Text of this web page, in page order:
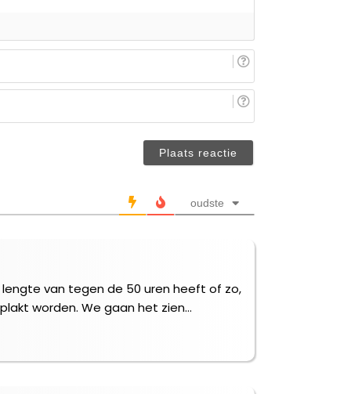
(niet
oudste
van tegen de 50 uren heeft of zo,
worden. We gaan het zien…